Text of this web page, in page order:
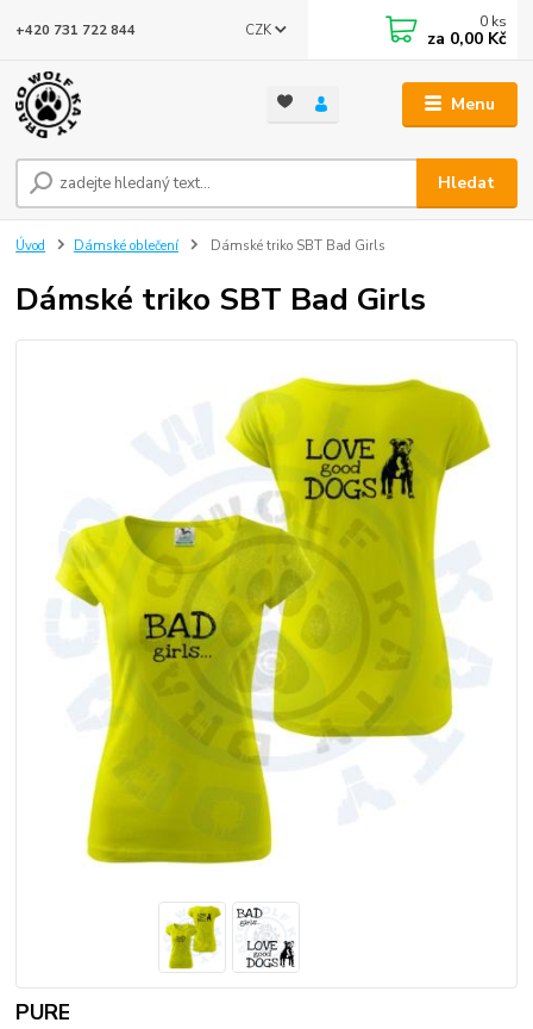
Menu
CZK
Hledat
+420 731 722 844 0 ks
za 0,00 Kč
Úvod Dámské oblečení Dámské triko SBT Bad Girls
Dámské triko SBT Bad Girls
PURE